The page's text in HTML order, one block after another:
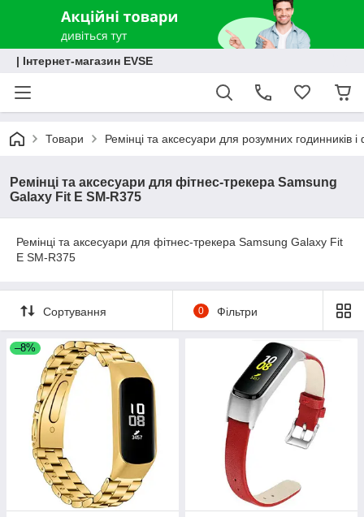
| Інтернет-магазин EVSE
Товари Ремінці та аксесуари для розумних годинників і
Ремінці та аксесуари для фітнес-трекера Samsung
Galaxy Fit E SM-R375
Ремінці та аксесуари для фітнес-трекера Samsung Galaxy Fit
E SM-R375
Сортування 0 Фільтри
–8%